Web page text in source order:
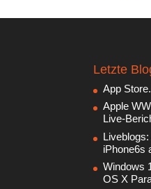
Letzte
App
Apple
Live-
iPhone6s
Windows
OS X